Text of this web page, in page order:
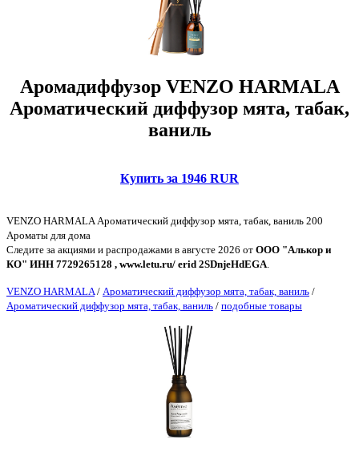
Аромадиффузор VENZO HARMALA
Ароматический диффузор мята, табак,
ваниль
Купить за 1946 RUR
VENZO HARMALA Ароматический диффузор мята, табак, ваниль 200
Ароматы для дома
Следите за акциями и распродажами в августе 2026 от ООО "Алькор и
КО" ИНН 7729265128 , www.letu.ru/ erid 2SDnjeHdEGA.
VENZO HARMALA/ Ароматический диффузор мята, табак, ваниль /
Ароматический диффузор мята, табак, ваниль / подобные товары